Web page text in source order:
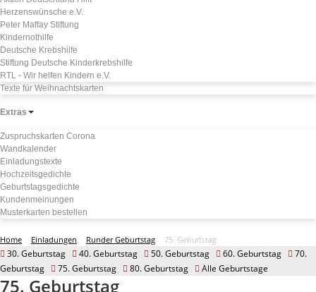
Herzenswünsche e.V.
Peter Maffay Stiftung
Kindernothilfe
Deutsche Krebshilfe
Stiftung Deutsche Kinderkrebshilfe
RTL - Wir helfen Kindern e.V.
Texte für Weihnachtskarten
Extras
Zuspruchskarten Corona
Wandkalender
Einladungstexte
Hochzeitsgedichte
Geburtstagsgedichte
Kundenmeinungen
Musterkarten bestellen
Home Einladungen Runder Geburtstag 75. Geburtstag
30. Geburtstag 40. Geburtstag 50. Geburtstag 60. Geburtstag
70.
Geburtstag
75. Geburtstag 80. Geburtstag Alle Geburtstage
75. Geburtstag